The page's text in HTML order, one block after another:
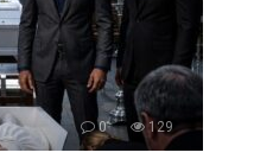
0 129